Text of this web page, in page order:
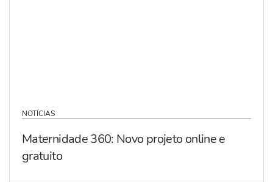
NOTÍCIAS
Maternidade 360: Novo projeto online e
gratuito